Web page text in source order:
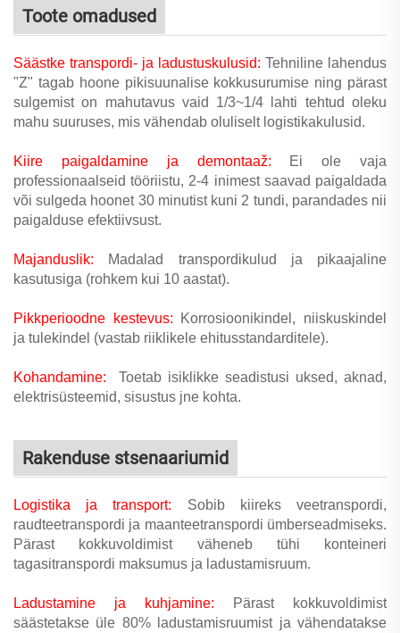
Toote omadused
Säästke transpordi- ja ladustuskulusid: Tehniline lahendus
"Z" tagab hoone pikisuunalise kokkusurumise ning pärast
sulgemist on mahutavus vaid 1/3~1/4 lahti tehtud oleku
mahu suuruses, mis vähendab oluliselt logistikakulusid.
Kiire paigaldamine ja demontaaž: Ei ole vaja
professionaalseid tööriistu, 2-4 inimest saavad paigaldada
või sulgeda hoonet 30 minutist kuni 2 tundi, parandades nii
paigalduse efektiivsust.
Majanduslik:
Madalad transpordikulud ja pikaajaline
kasutusiga (rohkem kui 10 aastat).
Pikkperioodne kestevus: Korrosioonikindel, niiskuskindel
ja tulekindel (vastab riiklikele ehitusstandarditele).
Kohandamine:
Toetab isiklikke seadistusi uksed, aknad,
elektrisüsteemid, sisustus jne kohta.
Rakenduse stsenaariumid
Logistika ja transport: Sobib kiireks veetranspordi,
raudteetranspordi ja maanteetranspordi ümberseadmiseks.
Pärast kokkuvoldimist väheneb tühi konteineri
tagasitranspordi maksumus ja ladustamisruum.
Ladustamine ja kuhjamine:
Pärast kokkuvoldimist
säästetakse üle 80% ladustamisruumist ja vähendatakse